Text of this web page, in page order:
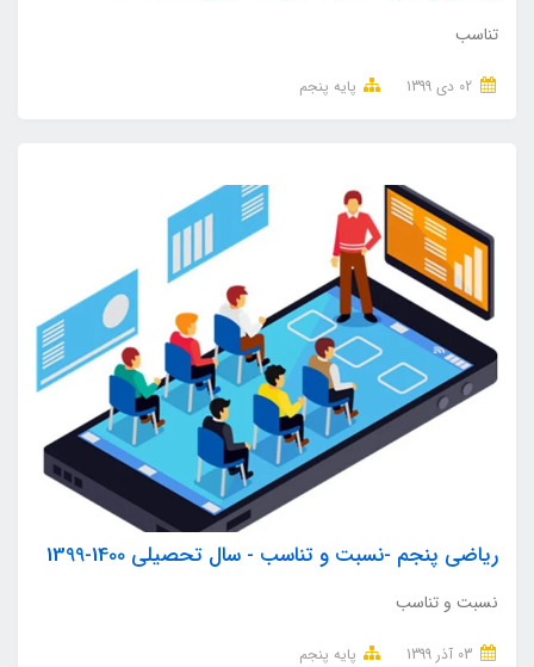
تناسب
پایه پنجم
ریاضی پنجم -نسبت و تناسب - سال تحصیلی 1400-1399
نسبت و تناسب
پایه پنجم